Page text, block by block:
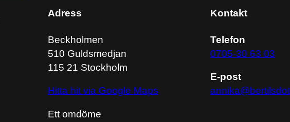
Adress
Beckholmen
510 Guldsmedjan
115 21 Stockholm
Hitta hit via Google Maps
Ett omdöme
Kontakt
Telefon
0705-30 63 03
E-post